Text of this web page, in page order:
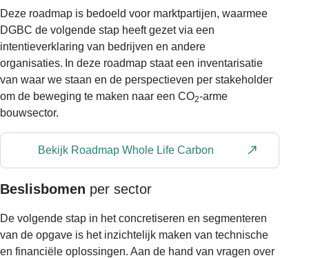
Deze roadmap is bedoeld voor marktpartijen, waarmee
DGBC de volgende stap heeft gezet via een
intentieverklaring van bedrijven en andere
organisaties. In deze roadmap staat een inventarisatie
van waar we staan en de perspectieven per stakeholder
om de beweging te maken naar een CO2-arme
bouwsector.
Bekijk Roadmap Whole Life Carbon
Beslisbomen per sector
De volgende stap in het concretiseren en segmenteren
van de opgave is het inzichtelijk maken van technische
en financiële oplossingen. Aan de hand van vragen over